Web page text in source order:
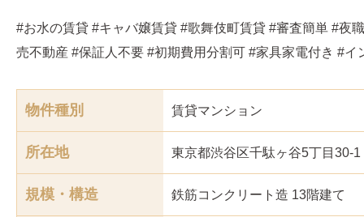
#お水の賃貸 #キャバ嬢賃貸 #歌舞伎町賃貸 #審査簡単 #夜
売不動産 #保証人不要 #初期費用分割可 #家具家電付き #イ
物件種別 賃貸マンション
所在地 東京都渋谷区千駄ヶ谷5丁目30-1
規模・構造 鉄筋コンクリート造 13階建て